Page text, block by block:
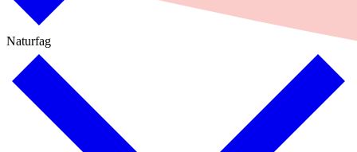
Naturfag